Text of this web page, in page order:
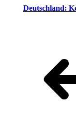
Deutschland: